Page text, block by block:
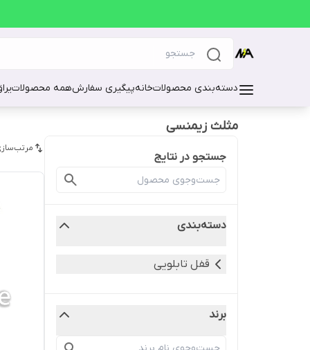
دسته‌بندی محصولاتخانهپیگیری سفارشهمه محصولات
مثلث زیمنسی
جستجو در نتایج
دسته‌بندی
قفل تابلویی
برند